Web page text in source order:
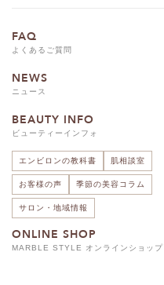
FAQ
よくあるご質問
NEWS
ニュース
BEAUTY INFO
ビューティーインフォ
エンビロンの教科書 肌相談室
お客様の声 季節の美容コラム
サロン・地域情報
ONLINE SHOP
MARBLE STYLE オンラインショップ